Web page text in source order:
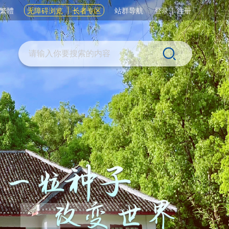
繁體 无障碍浏览 长者专区 站群导航 登录|注册